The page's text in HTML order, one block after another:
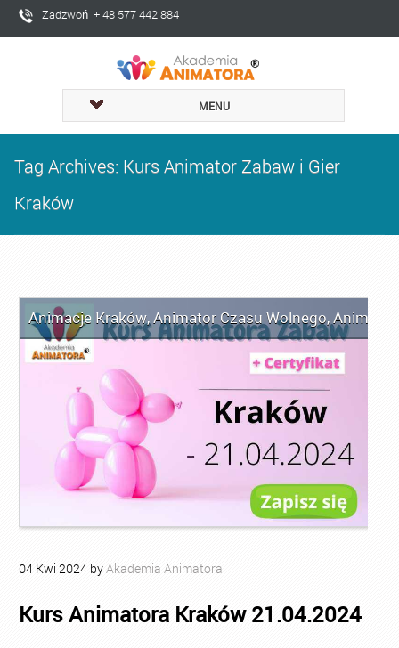
Zadzwoń + 48 577 442 884
MENU
Tag Archives: Kurs Animator Zabaw i Gier
Kraków
Animacje Kraków,Animator Czasu Wolnego,
04 Kwi 2024 byAkademia Animatora
Kurs Animatora Kraków 21.04.2024